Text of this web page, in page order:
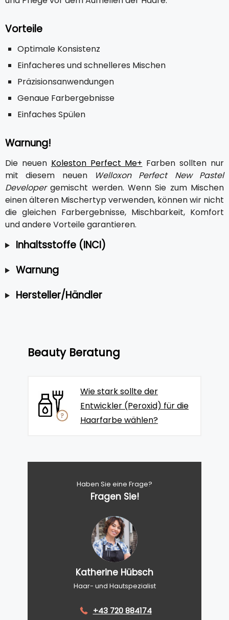
Vorteile
Optimale Konsistenz
Einfacheres und schnelleres Mischen
Präzisionsanwendungen
Genaue Farbergebnisse
Einfaches Spülen
Warnung!
Die neuen Koleston Perfect Me+ Farben sollten nur
mit diesem neuen
Welloxon Perfect New Pastel
Developergemischt werden. Wenn Sie zum Mischen
einen älteren Mischertyp verwenden, können wir nicht
die gleichen Farbergebnisse, Mischbarkeit, Komfort
und andere Vorteile garantieren.
Inhaltsstoffe (INCI)
Warnung
Hersteller/Händler
Beauty Beratung
Wie stark sollte der
Entwickler (Peroxid) für die
Haarfarbe wählen?
Haben Sie eine Frage?
Fragen Sie!
Katherine Hübsch
Haar- und Hautspezialist
+43 720 884174